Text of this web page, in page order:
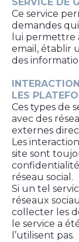
SERVICE DE
Ce service
demandes
lui permettre
email, établir
des
LES
Ces types de
avec des
externes
Les
site sont
réseau social.
Si un tel
réseaux
collecter les
le service a
l’utilisent pas.